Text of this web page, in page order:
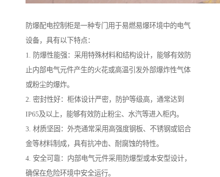
防爆配电控制柜是一种专门用于易燃易爆环境中的电气
设备，具有以下特点：
1. 防爆性能强：采用特殊材料和结构设计，能够有效防
止内部电气元件产生的火花或高温引发外部爆炸性气体
或粉尘的爆炸。
2. 密封性好：柜体设计严密，防护等级高，通常达到
IP65及以上，能够有效防止粉尘、水汽等进入柜内。
3. 材质坚固：外壳通常采用高强度钢板、不锈钢或铝合
金等材料制成，具有抗冲击、耐腐蚀的特性。
4. 安全可靠：内部电气元件采用防爆型或本安型设计，
确保在危险环境中安全运行。